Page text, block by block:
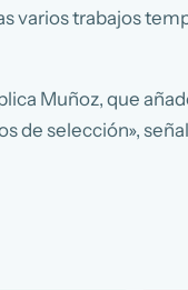
varios trabajos
Muñoz, que
de selección»,